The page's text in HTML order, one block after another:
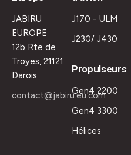
JABIRU
EUROPE
12b Rte de
Troyes, 21121
Darois
contact@jabiru.eu.com
J170 - ULM
J230/ J430
Propulseurs
Gen4 2200
Gen4 3300
Hélices